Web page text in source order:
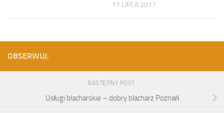
17 LIPCA 2017
OBSERWUJ:
NASTĘPNY POST
Usługi blacharskie – dobry blacharz Poznań